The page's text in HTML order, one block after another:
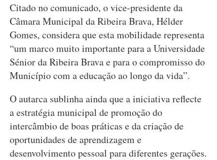
Citado no comunicado, o vice-presidente da
Câmara Municipal da Ribeira Brava, Hélder
Gomes, considera que esta mobilidade representa
“um marco muito importante para a Universidade
Sénior da Ribeira Brava e para o compromisso do
Município com a educação ao longo da vida”.
O autarca sublinha ainda que a iniciativa reflecte
a estratégia municipal de promoção do
intercâmbio de boas práticas e da criação de
oportunidades de aprendizagem e
desenvolvimento pessoal para diferentes gerações.